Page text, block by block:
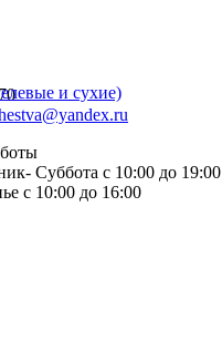
и сухие)
Суббота с 10:00 до 19:00
с 10:00 до 16:00